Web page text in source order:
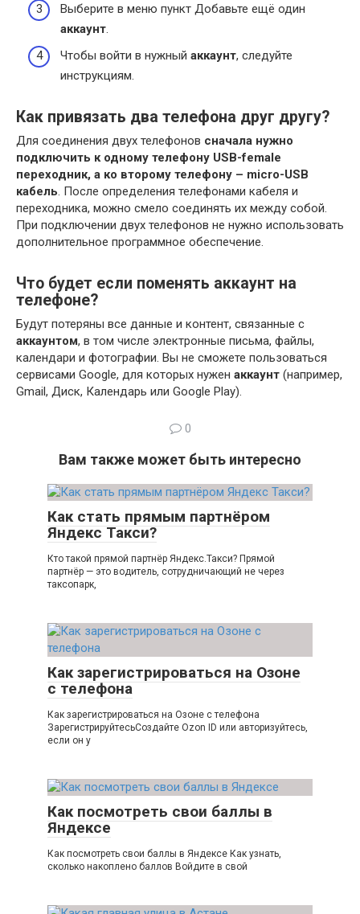
Выберите в меню пункт Добавьте ещё один
аккаунт.
Чтобы войти в нужный аккаунт, следуйте
инструкциям.
Как привязать два телефона друг другу?
Для соединения двух телефонов сначала нужно
подключить к одному телефону USB-female
переходник, а ко второму телефону – micro-USB
кабель. После определения телефонами кабеля и
переходника, можно смело соединять их между собой.
При подключении двух телефонов не нужно использовать
дополнительное программное обеспечение.
Что будет если поменять аккаунт на
телефоне?
Будут потеряны все данные и контент, связанные с
аккаунтом, в том числе электронные письма, файлы,
календари и фотографии. Вы не сможете пользоваться
сервисами Google, для которых нужен аккаунт (например,
Gmail, Диск, Календарь или Google Play).
0
Вам также может быть интересно
Как стать прямым партнёром
Яндекс Такси?
Кто такой прямой партнёр Яндекс.Такси? Прямой
партнёр — это водитель, сотрудничающий не через
таксопарк,
Как зарегистрироваться на Озоне
с телефона
Как зарегистрироваться на Озоне с телефона
ЗарегистрируйтесьСоздайте Ozon ID или авторизуйтесь,
если он у
Как посмотреть свои баллы в
Яндексе
Как посмотреть свои баллы в Яндексе Как узнать,
сколько накоплено баллов Войдите в свой